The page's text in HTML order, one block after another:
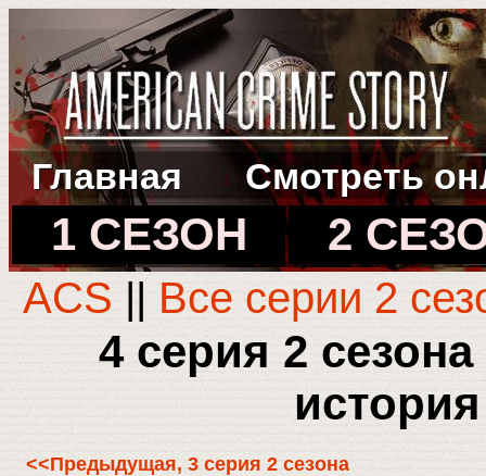
Главная Смотреть
1 СЕЗОН 2
ACS || Все серии 2
4 серия 2
<<Предыдущая, 3 серия 2 сезона